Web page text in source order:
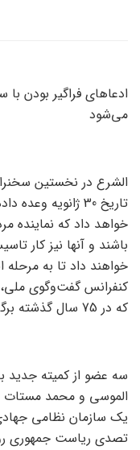
ادعاهای فراگیر بودن
می‌شود
الشرع در نخستین
تاریخ 30 ژانویه
خواهد داد که نماینده
باشند و آنها نیز کار
خواهند داد تا به مرحله
کنفرانس گفت‌وگوی
که در 75 سال گذشته برگزار شده است.
سه عضو از کمیته
الموسی و محمد مستات
تصدی ریاست جمهوری